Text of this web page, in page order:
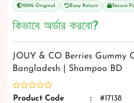
100% Original Easy Return Secure
কিভাবে অর্ডার করবো?
JOUY & CO Berries Gummy
Bangladesh | Shampoo BD
Product Code :
#17138